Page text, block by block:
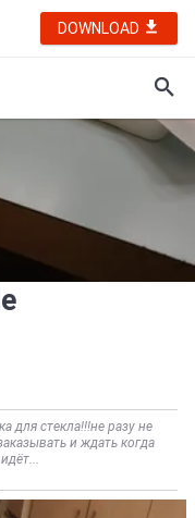
DOWNLOAD
для стекла!!!не разу не
и ждать когда